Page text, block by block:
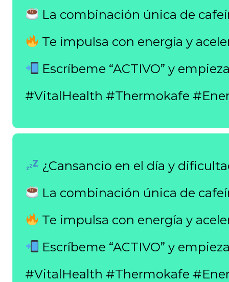
La combinación única de
Te impulsa con energía y
Escríbeme “ACTIVO” y
#VitalHealth #Thermokafe
¿Cansancio en el día y
La combinación única de
Te impulsa con energía y
Escríbeme “ACTIVO” y
#VitalHealth #Thermokafe